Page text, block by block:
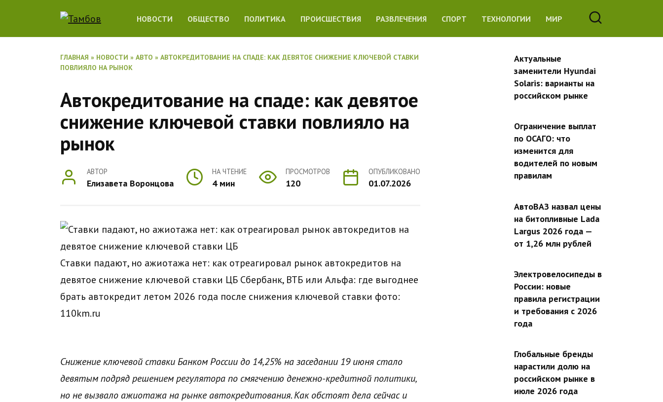
содержанию
НОВОСТИ ОБЩЕСТВО ПОЛИТИКА ПРОИСШЕСТВИЯ РАЗВЛЕЧЕНИЯ СПОРТ ТЕХНОЛОГИИ МИР
ГЛАВНАЯ » НОВОСТИ » АВТО » АВТОКРЕДИТОВАНИЕ НА СПАДЕ: КАК ДЕВЯТОЕ СНИЖЕНИЕ КЛЮЧЕВОЙ СТАВКИ
ПОВЛИЯЛО НА РЫНОК
Автокредитование на спаде: как девятое
снижение ключевой ставки повлияло на
рынок
АВТОР
Елизавета Воронцова
НА ЧТЕНИЕ
4 мин
ПРОСМОТРОВ
120
ОПУБЛИКОВАНО
01.07.2026
Ставки падают, но ажиотажа нет: как отреагировал рынок автокредитов на
девятое снижение ключевой ставки ЦБ Сбербанк, ВТБ или Альфа: где выгоднее
брать автокредит летом 2026 года после снижения ключевой ставки фото:
110km.ru
Снижение ключевой ставки Банком России до 14,25% на заседании 19 июня стало
девятым подряд решением регулятора по смягчению денежно-кредитной политики,
но не вызвало ажиотажа на рынке автокредитования. Как обстоят дела сейчас и
Актуальные
заменители Hyundai
Solaris: варианты на
российском рынке
Ограничение выплат
по ОСАГО: что
изменится для
водителей по новым
правилам
АвтоВАЗ назвал цены
на битопливные Lada
Largus 2026 года —
от 1,26 млн рублей
Электровелосипеды в
России: новые
правила регистрации
и требования с 2026
года
Глобальные бренды
нарастили долю на
российском рынке в
июле 2026 года